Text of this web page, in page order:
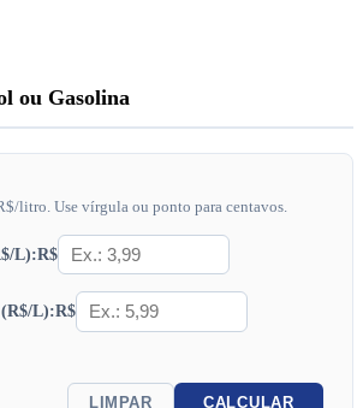
ou Gasolina
litro. Use vírgula ou ponto para centavos.
L):R$
(R$/L):R$
LIMPAR CALCULAR